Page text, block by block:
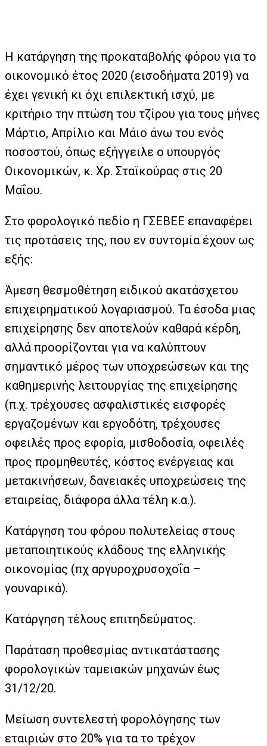
Η κατάργηση της προκαταβολής φόρου για το
οικονομικό έτος 2020 (εισοδήματα 2019) να
έχει γενική κι όχι επιλεκτική ισχύ, με
κριτήριο την πτώση του τζίρου για τους μήνες
Μάρτιο, Απρίλιο και Μάιο άνω του ενός
ποσοστού, όπως εξήγγειλε ο υπουργός
Οικονομικών, κ. Χρ. Σταϊκούρας στις 20
Μαΐου.
Στο φορολογικό πεδίο η ΓΣΕΒΕΕ επαναφέρει
τις προτάσεις της, που εν συντομία έχουν ως
εξής:
Άμεση θεσμοθέτηση ειδικού ακατάσχετου
επιχειρηματικού λογαριασμού. Τα έσοδα μιας
επιχείρησης δεν αποτελούν καθαρά κέρδη,
αλλά προορίζονται για να καλύπτουν
σημαντικό μέρος των υποχρεώσεων και της
καθημερινής λειτουργίας της επιχείρησης
(π.χ. τρέχουσες ασφαλιστικές εισφορές
εργαζομένων και εργοδότη, τρέχουσες
οφειλές προς εφορία, μισθοδοσία, οφειλές
προς προμηθευτές, κόστος ενέργειας και
μετακινήσεων, δανειακές υποχρεώσεις της
εταιρείας, διάφορα άλλα τέλη κ.α.).
Κατάργηση του φόρου πολυτελείας στους
μεταποιητικούς κλάδους της ελληνικής
οικονομίας (πχ αργυροχρυσοχοΐα –
γουναρικά).
Κατάργηση τέλους επιτηδεύματος.
Παράταση προθεσμίας αντικατάστασης
φορολογικών ταμειακών μηχανών έως
31/12/20.
Μείωση συντελεστή φορολόγησης των
εταιριών στο 20% για τα το τρέχον